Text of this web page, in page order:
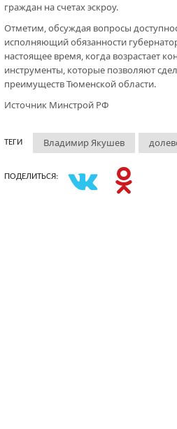
граждан на счетах эскроу.
Отметим, обсуждая вопросы
исполняющий обязанности
настоящее время, когда возрастает
инструменты, которые позволяют
преимуществ Тюменской области.
Источник Минстрой РФ
ТЕГИ Владимир Якушев
ПОДЕЛИТЬСЯ: